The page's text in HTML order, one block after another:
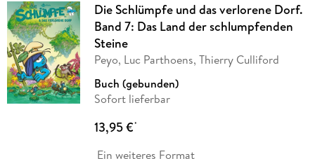
Die Schlümpfe und das verlorene Dorf.
Band 7: Das Land der schlumpfenden
Steine
Peyo, Luc Parthoens, Thierry Culliford
Buch (gebunden)
Sofort lieferbar
13,95 €*
Ein weiteres Format